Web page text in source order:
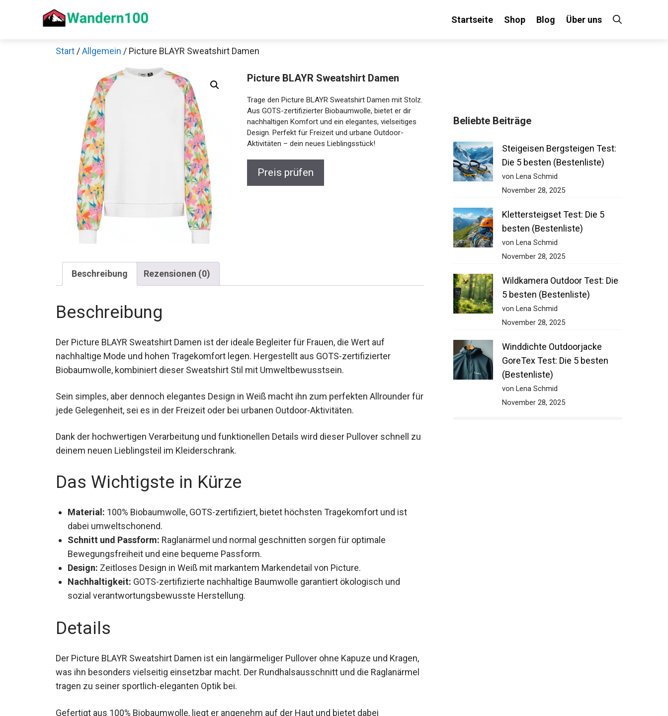
Startseite Shop Blog Über uns
Start /Allgemein / Picture BLAYR Sweatshirt Damen
Picture BLAYR Sweatshirt Damen
Trage den Picture BLAYR Sweatshirt Damen mit
Stolz. Aus GOTS-zertifizierter Biobaumwolle, bietet
er dir nachhaltigen Komfort und ein elegantes,
vielseitiges Design. Perfekt für Freizeit und urbane
Outdoor-Aktivitäten – dein neues Lieblingsstück!
Preis prüfen
Beschreibung Rezensionen (0)
Beschreibung
Der Picture BLAYR Sweatshirt Damen ist der ideale Begleiter für Frauen, die Wert auf
nachhaltige Mode und hohen Tragekomfort legen. Hergestellt aus GOTS-zertifizierter
Biobaumwolle, kombiniert dieser Sweatshirt Stil mit Umweltbewusstsein.
Sein simples, aber dennoch elegantes Design in Weiß macht ihn zum perfekten Allrounder
für jede Gelegenheit, sei es in der Freizeit oder bei urbanen Outdoor-Aktivitäten.
Dank der hochwertigen Verarbeitung und funktionellen Details wird dieser Pullover schnell
zu deinem neuen Lieblingsteil im Kleiderschrank.
Das Wichtigste in Kürze
Material: 100% Biobaumwolle, GOTS-zertifiziert, bietet höchsten Tragekomfort und ist
dabei umweltschonend.
Schnitt und Passform: Raglanärmel und normal geschnitten sorgen für optimale
Bewegungsfreiheit und eine bequeme Passform.
Design: Zeitloses Design in Weiß mit markantem Markendetail von Picture.
Nachhaltigkeit: GOTS-zertifizierte nachhaltige Baumwolle garantiert ökologisch und
sozial verantwortungsbewusste Herstellung.
Details
Der Picture BLAYR Sweatshirt Damen ist ein langärmeliger Pullover ohne Kapuze und
Kragen, was ihn besonders vielseitig einsetzbar macht. Der Rundhalsausschnitt und die
Raglanärmel tragen zu seiner sportlich-eleganten Optik bei.
Gefertigt aus 100% Biobaumwolle, liegt er angenehm auf der Haut und bietet dabei
Beliebte Beiträge
Steigeisen Bergsteigen Test:
Die 5 besten (Bestenliste)
von Lena Schmid
November 28, 2025
Klettersteigset Test: Die 5
besten (Bestenliste)
von Lena Schmid
November 28, 2025
Wildkamera Outdoor Test: Die
5 besten (Bestenliste)
von Lena Schmid
November 28, 2025
Winddichte Outdoorjacke
GoreTex Test: Die 5 besten
(Bestenliste)
von Lena Schmid
November 28, 2025
Jetzt anschauen